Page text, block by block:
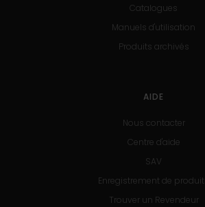
Catalogues
Manuels d'utilisation
Produits archivés
AIDE
Nous contacter
Centre d'aide
SAV
Enregistrement de
Trouver un Revendeur